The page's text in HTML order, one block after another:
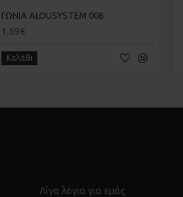
ΓΩΝΙΑ ALOUSYSTEM 008
1,69€
Καλάθι
Λίγα λόγια για εμάς